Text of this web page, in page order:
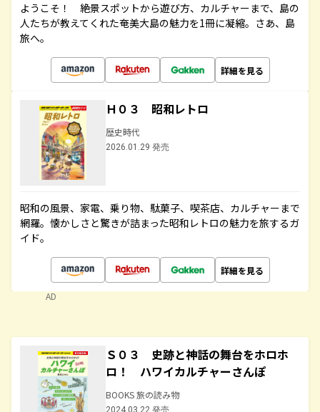
ようこそ！ 絶景スポットから遊び方、カルチャーまで、島の
人たちが教えてくれた奄美大島の魅力を1冊に凝縮。さあ、島
旅へ。
詳細を見る
Ｈ０３ 昭和レトロ
歴史時代
2026.01.29 発売
昭和の風景、家電、乗り物、駄菓子、喫茶店、カルチャーまで
網羅。懐かしさと驚きが詰まった昭和レトロの魅力を旅するガ
イド。
詳細を見る
AD
Ｓ０３ 史跡と神話の舞台をホロホ
ロ！ ハワイカルチャーさんぽ
BOOKS 旅の読み物
2024.03.22 発売